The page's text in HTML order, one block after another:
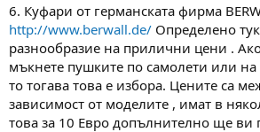
6. Куфари от германската фирма
http://www.berwall.de/ Определено
разнообразие на прилични цени .
мъкнете пушките по самолети или
то тогава това е избора. Цените са
зависимост от моделите , имат в
това за 10 Евро допълнително ще ви